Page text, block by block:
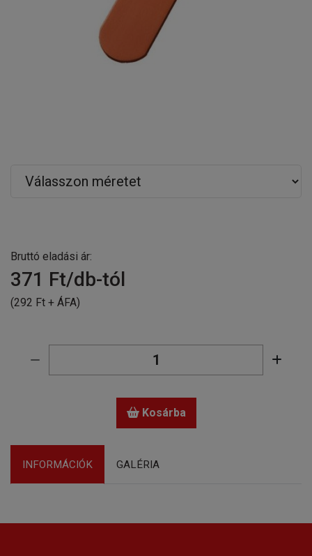
Bruttó eladási ár:
371 Ft/db-tól
(292 Ft + ÁFA)
Kosárba
INFORMÁCIÓK GALÉRIA